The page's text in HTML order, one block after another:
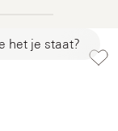
het je staat?